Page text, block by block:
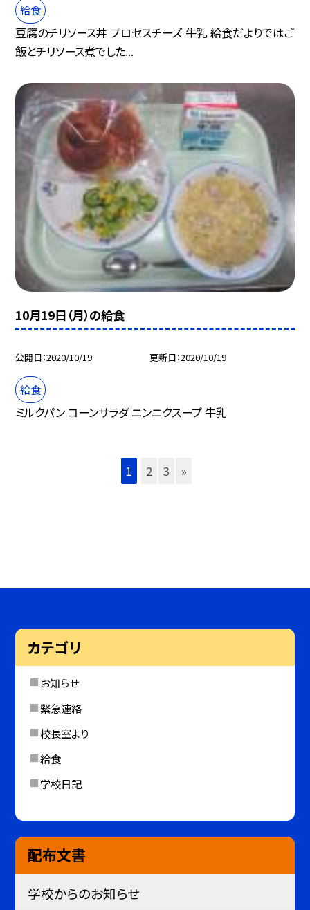
給食
豆腐のチリソース丼 プロセスチーズ 牛乳 給食だよりではご
飯とチリソース煮でした...
10月19日（月）の給食
公開日 2020/10/19 更新日 2020/10/19
給食
ミルクパン コーンサラダ ニンニクスープ 牛乳
1 2 3 »
カテゴリ
お知らせ
緊急連絡
校長室より
給食
学校日記
配布文書
学校からのお知らせ